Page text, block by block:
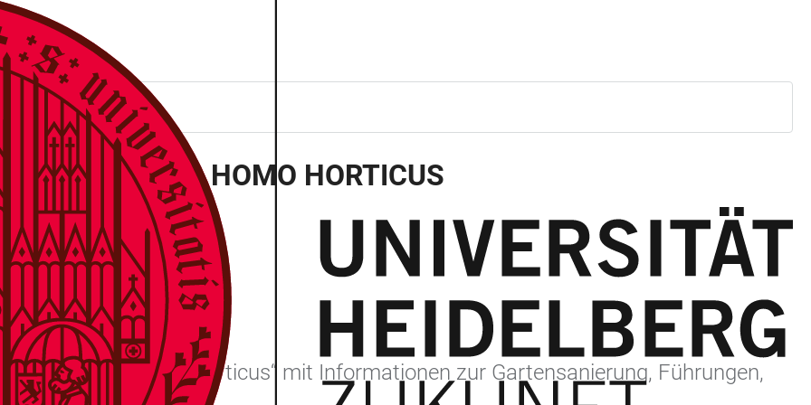
GARTENS: HOMO HORTICUS
Motto „Homo horticus“ mit Informationen zur Gartensanierung, Führungen,